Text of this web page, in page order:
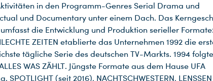
in den Programm-Genres Serial Drama und
und Documentary unter einem Dach. Das
die Entwicklung und Produktion serieller Formate:
ZEITEN etablierte das Unternehmen 1992 die
tägliche Serie des deutschen TV-Markts. 1994 folgte
WAS ZÄHLT. Jüngste Formate aus dem Hause UFA
SPOTLIGHT (seit 2016), NACHTSCHWESTERN, LENSSEN